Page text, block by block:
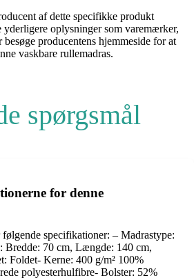
af dette specifikke produkt
yderligere oplysninger som varemærker,
producentens hjemmeside for at
vaskbare rullemadras.
spørgsmål
for denne
specifikationer: – Madrastype:
Bredde: 70 cm, Længde: 140 cm,
Foldet- Kerne: 400 g/m² 100%
polyesterhulfibre- Bolster: 52%